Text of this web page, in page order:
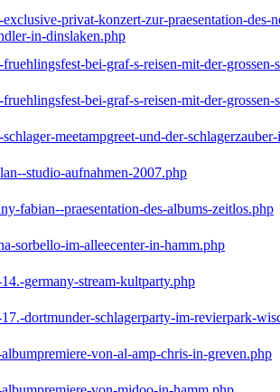
exclusive-privat-konzert-zur-praesentation-
in-dinslaken.php
fruehlingsfest-bei-graf-s-reisen-mit-der-
fruehlingsfest-bei-graf-s-reisen-mit-der-
schlager-meetampgreet-und-der-
studio-aufnahmen-2007.php
fabian--praesentation-des-albums-zeitlos.php
sorbello-im-alleecenter-in-hamm.php
germany-stream-kultparty.php
dortmunder-schlagerparty-im-revierpark-
von-al-amp-chris-in-greven.php